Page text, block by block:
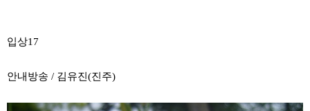
입상17
안내방송 / 김유진(진주)